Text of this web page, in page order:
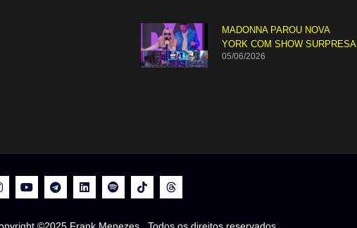
MADONNA PAROU NOVA
YORK COM SHOW SURPRESA
05/06/2026